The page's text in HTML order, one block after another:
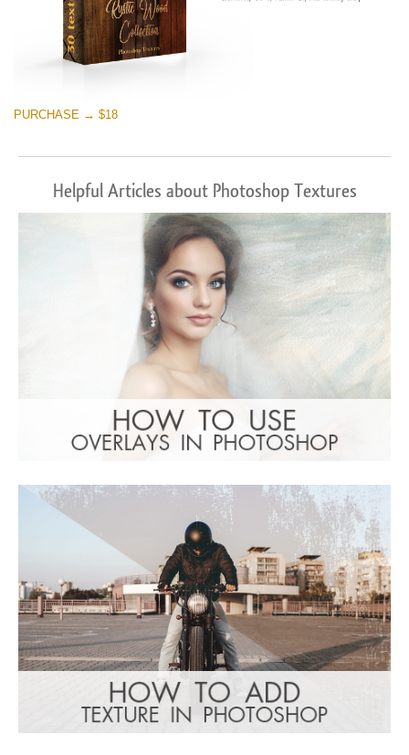
PURCHASE → $18
Helpful Articles about Photoshop Textures